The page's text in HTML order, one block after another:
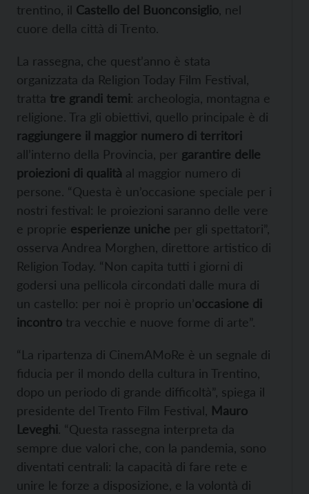
trentino, il Castello del Buonconsiglio , nel
cuore della città di Trento.
La rassegna, che quest’anno è stata
organizzata da Religion Today Film Festival,
tratta tre grandi temi: archeologia, montagna e
religione. Tra gli obiettivi, quello principale è di
raggiungere il maggior numero di territori
all’interno della Provincia, per garantire delle
proiezioni di qualità al maggior numero di
persone. “Questa è un’occasione speciale per i
nostri festival: le proiezioni saranno delle vere
e proprie esperienze uniche per gli spettatori”,
osserva Andrea Morghen, direttore artistico di
Religion Today. “Non capita tutti i giorni di
godersi una pellicola circondati dalle mura di
un castello: per noi è proprio un’occasione di
incontro tra vecchie e nuove forme di arte”.
“La ripartenza di CinemAMoRe è un segnale di
fiducia per il mondo della cultura in Trentino,
dopo un periodo di grande difficoltà”, spiega il
presidente del Trento Film Festival, Mauro
Leveghi. “Questa rassegna interpreta da
sempre due valori che, con la pandemia, sono
diventati centrali: la capacità di fare rete e
unire le forze a disposizione, e la volontà di